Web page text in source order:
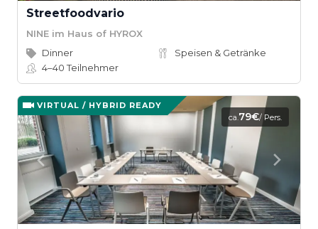
Streetfoodvario
NINE im Haus of HYROX
Dinner
Speisen & Getränke
4–40Teilnehmer
VIRTUAL / HYBRID READY
ca.79€/ Pers.